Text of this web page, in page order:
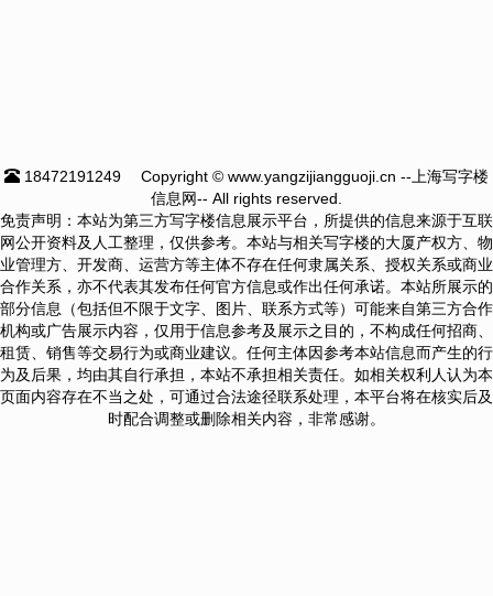
18472191249
Copyright © www.yangzijiangguoji.cn --上海写字楼
信息网-- All rights reserved.
免责声明：本站为第三方写字楼信息展示平台，所提供的信息来源于互联
网公开资料及人工整理，仅供参考。本站与相关写字楼的大厦产权方、物
业管理方、开发商、运营方等主体不存在任何隶属关系、授权关系或商业
合作关系，亦不代表其发布任何官方信息或作出任何承诺。本站所展示的
部分信息（包括但不限于文字、图片、联系方式等）可能来自第三方合作
机构或广告展示内容，仅用于信息参考及展示之目的，不构成任何招商、
租赁、销售等交易行为或商业建议。任何主体因参考本站信息而产生的行
为及后果，均由其自行承担，本站不承担相关责任。如相关权利人认为本
页面内容存在不当之处，可通过合法途径联系处理，本平台将在核实后及
时配合调整或删除相关内容，非常感谢。